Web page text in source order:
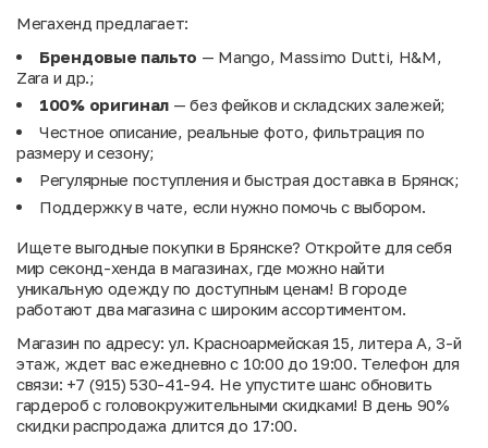
Мегахенд предлагает:
Брендовые пальто — Mango, Massimo Dutti, H&M,
Zara и др.;
100% оригинал — без фейков и складских залежей;
Честное описание, реальные фото, фильтрация по
размеру и сезону;
Регулярные поступления и быстрая доставка в Брянск;
Поддержку в чате, если нужно помочь с выбором.
Ищете выгодные покупки в Брянске? Откройте для себя
мир секонд-хенда в магазинах, где можно найти
уникальную одежду по доступным ценам! В городе
работают два магазина с широким ассортиментом.
Магазин по адресу: ул. Красноармейская 15, литера А, 3-й
этаж, ждет вас ежедневно с 10:00 до 19:00. Телефон для
связи: +7 (915) 530-41-94. Не упустите шанс обновить
гардероб с головокружительными скидками! В день 90%
скидки распродажа длится до 17:00.